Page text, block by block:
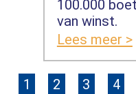
100.000
van winst.
Lees meer >
1 2 3 4